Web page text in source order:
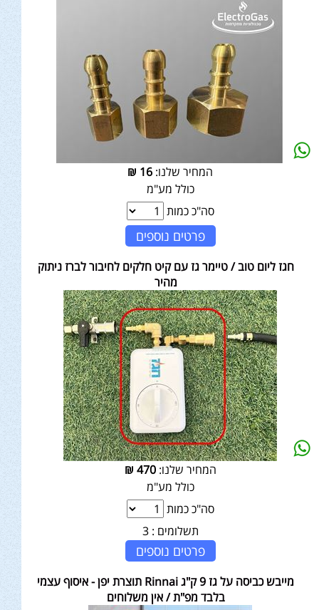
המחיר שלנו: 16
₪
כולל מע"מ
סה"כ כמות
פרטים נוספים
חגז ליום טוב / טיימר גז עם קיט חלקים לחיבור לברז ניתוק
מהיר
המחיר שלנו:470
₪
כולל מע"מ
סה"כ כמות
תשלומים : 3
פרטים נוספים
מייבש כביסה על גז 9 ק"ג Rinnai תוצרת יפן - איסוף עצמי
בלבד מפ"ת / אין משלוחים